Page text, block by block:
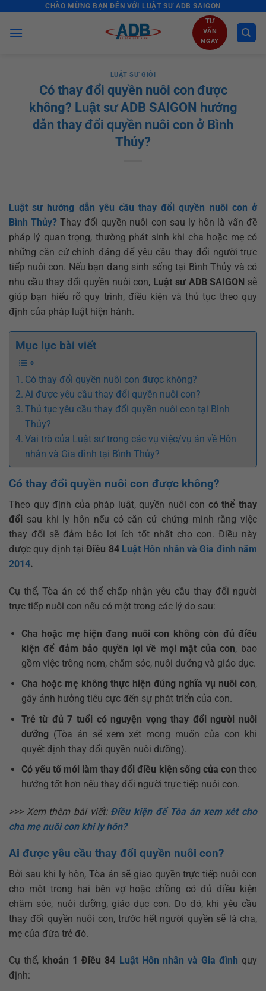
content
CHÀO MỪNG BẠN ĐẾN VỚI LUẬT SƯ ADB SAIGON
TƯ
VẤN
NGAY
LUẬT SƯ GIỎI
Có thay đổi quyền nuôi con được
không? Luật sư ADB SAIGON hướng
dẫn thay đổi quyền nuôi con ở Bình
Thủy?
Luật sư hướng dẫn yêu cầu thay đổi quyền nuôi con ở
Bình Thủy? Thay đổi quyền nuôi con sau ly hôn là vấn đề
pháp lý quan trọng, thường phát sinh khi cha hoặc mẹ có
những căn cứ chính đáng để yêu cầu thay đổi người trực
tiếp nuôi con. Nếu bạn đang sinh sống tại Bình Thủy và có
nhu cầu thay đổi quyền nuôi con, Luật sư ADB SAIGON sẽ
giúp bạn hiểu rõ quy trình, điều kiện và thủ tục theo quy
định của pháp luật hiện hành.
Mục lục bài viết
Có thay đổi quyền nuôi con được không?
Ai được yêu cầu thay đổi quyền nuôi con?
Thủ tục yêu cầu thay đổi quyền nuôi con tại Bình
Thủy?
Vai trò của Luật sư trong các vụ việc/vụ án về Hôn
nhân và Gia đình tại Bình Thủy?
Có thay đổi quyền nuôi con được không?
Theo quy định của pháp luật, quyền nuôi con có thể thay
đổi sau khi ly hôn nếu có căn cứ chứng minh rằng việc
thay đổi sẽ đảm bảo lợi ích tốt nhất cho con. Điều này
được quy định tạiĐiều 84 Luật Hôn nhân và Gia đình năm
2014.
Cụ thể, Tòa án có thể chấp nhận yêu cầu thay đổi người
trực tiếp nuôi con nếu có một trong các lý do sau:
Cha hoặc mẹ hiện đang nuôi con không còn đủ điều
kiện để đảm bảo quyền lợi về mọi mặt của con, bao
gồm việc trông nom, chăm sóc, nuôi dưỡng và giáo dục.
Cha hoặc mẹ không thực hiện đúng nghĩa vụ nuôi con,
gây ảnh hưởng tiêu cực đến sự phát triển của con.
Trẻ từ đủ 7 tuổi có nguyện vọng thay đổi người nuôi
dưỡng (Tòa án sẽ xem xét mong muốn của con khi
quyết định thay đổi quyền nuôi dưỡng).
Có yếu tố mới làm thay đổi điều kiện sống của con theo
hướng tốt hơn nếu thay đổi người trực tiếp nuôi con.
>>> Xem thêm bài viết: Điều kiện để Tòa án xem xét cho
cha mẹ nuôi con khi ly hôn?
Ai được yêu cầu thay đổi quyền nuôi con?
Bởi sau khi ly hôn, Tòa án sẽ giao quyền trực tiếp nuôi con
cho một trong hai bên vợ hoặc chồng có đủ điều kiện
chăm sóc, nuôi dưỡng, giáo dục con. Do đó, khi yêu cầu
thay đổi quyền nuôi con, trước hết người quyền sẽ là cha,
mẹ của đứa trẻ đó.
Cụ thể, khoản 1 Điều 84 Luật Hôn nhân và Gia đình quy
định: